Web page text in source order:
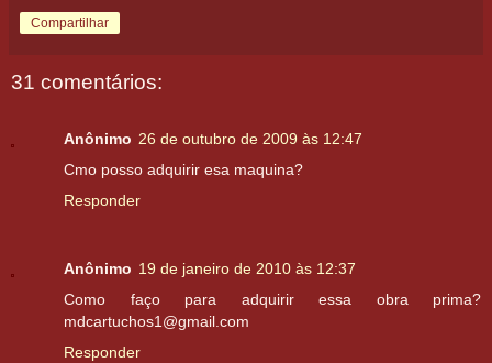
Compartilhar
31 comentários:
Anônimo 26 de outubro de 2009 às 12:47
Cmo posso adquirir esa maquina?
Responder
Anônimo 19 de janeiro de 2010 às 12:37
Como faço para adquirir essa obra prima?
mdcartuchos1@gmail.com
Responder